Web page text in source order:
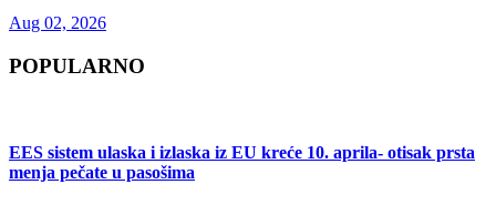
Aug 02, 2026
POPULARNO
EES sistem ulaska i izlaska iz EU kreće 10. aprila- otisak prsta
menja pečate u pasošima